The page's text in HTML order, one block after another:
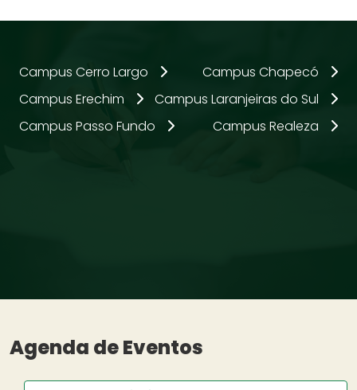
Campus Cerro Largo
Campus Chapecó
Campus Erechim
Campus Laranjeiras do Sul
Campus Passo Fundo
Campus Realeza
Agenda de Eventos